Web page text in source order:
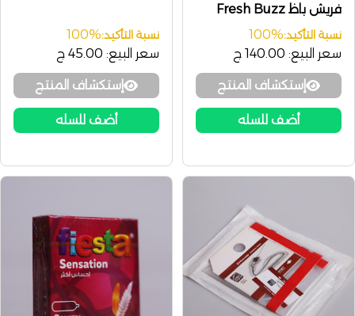
فريش باظ Fresh Buzz
نسبة التأكيد:100%
سعر البيع: 140.00 ج
إستكشاف المنتج
أضف للسله
نسبة التأكيد:100%
سعر البيع: 45.00 ج
إستكشاف المنتج
أضف للسله